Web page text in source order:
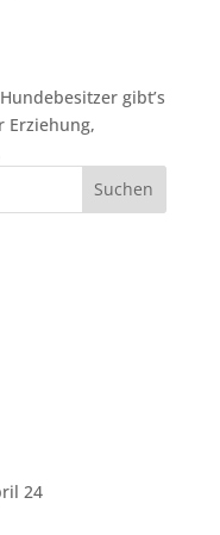
gibt’s
Erziehung,
Suchen
24